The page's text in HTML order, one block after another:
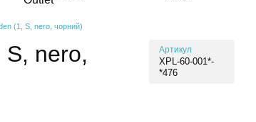
(1, S, nero, чорний)
S, nero,
Артикул
XPL-60-001*-
*476